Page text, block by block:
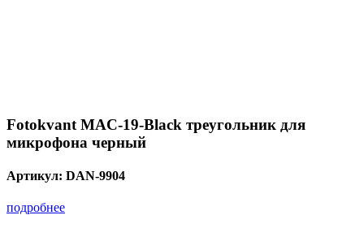
Fotokvant MAC-19-Black треугольник для
микрофона черный
Артикул: DAN-9904
подробнее